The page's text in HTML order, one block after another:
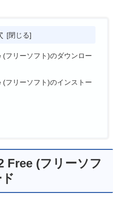
フリーソフト)のダウンロー
フリーソフト)のインストー
Free (フリーソフ